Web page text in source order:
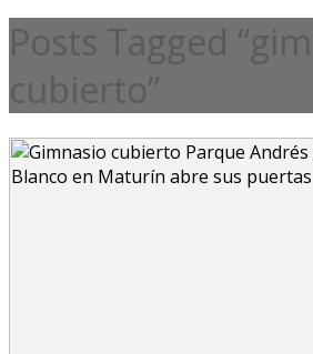
Posts Tagged
cubierto”